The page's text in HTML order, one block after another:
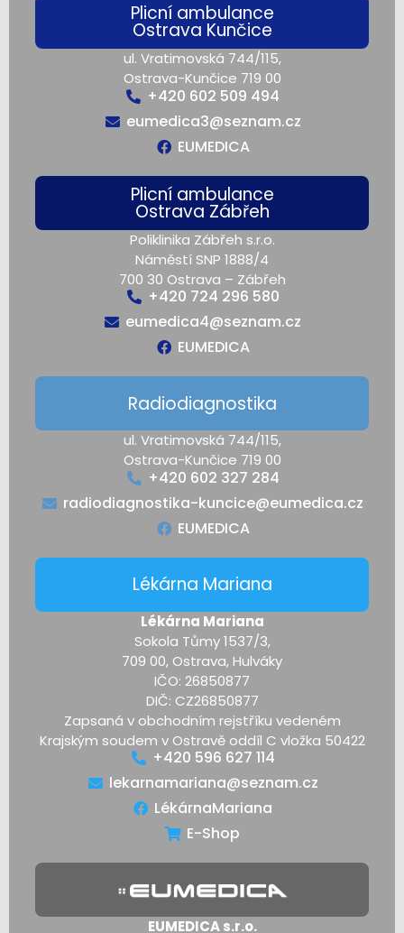
Plicní ambulance
Ostrava Kunčice
ul. Vratimovská 744/115,
Ostrava-Kunčice 719 00
+420 602 509 494
eumedica3@seznam.cz
EUMEDICA
Plicní ambulance
Ostrava Zábřeh
Poliklinika Zábřeh s.r.o.
Náměstí SNP 1888/4
700 30 Ostrava – Zábřeh
+420 724 296 580
eumedica4@seznam.cz
EUMEDICA
Radiodiagnostika
ul. Vratimovská 744/115,
Ostrava-Kunčice 719 00
+420 602 327 284
radiodiagnostika-kuncice@eumedica.cz
EUMEDICA
Lékárna Mariana
Lékárna Mariana
Sokola Tůmy 1537/3,
709 00, Ostrava, Hulváky
IČO: 26850877
DIČ: CZ26850877
Zapsaná v obchodním rejstříku vedeném
Krajským soudem v Ostravě oddíl C vložka 50422
+420 596 627 114
lekarnamariana@seznam.cz
LékárnaMariana
E-Shop
EUMEDICA s.r.o.